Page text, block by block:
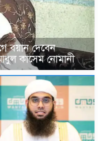
বয়ান দেবেন
কাসেম নোমানী